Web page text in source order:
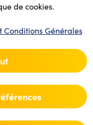
de cookies.
Générales